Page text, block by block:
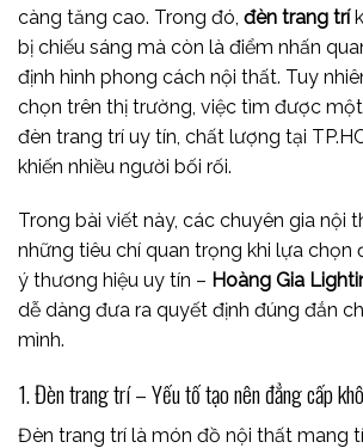
càng tăng cao. Trong đó, đèn trang trí
bị chiếu sáng mà còn là điểm nhấn
định hình phong cách nội thất. Tuy
chọn trên thị trường, việc tìm được
đèn trang trí uy tín, chất lượng tại
khiến nhiều người bối rối.
Trong bài viết này, các chuyên gia nội
những tiêu chí quan trọng khi lựa chọn
ý thương hiệu uy tín – Hoàng Gia
dễ dàng đưa ra quyết định đúng đắn
mình.
1. Đèn trang trí – Yếu tố tạo nên đẳng cấp
Đèn trang trí là món đồ nội thất mang